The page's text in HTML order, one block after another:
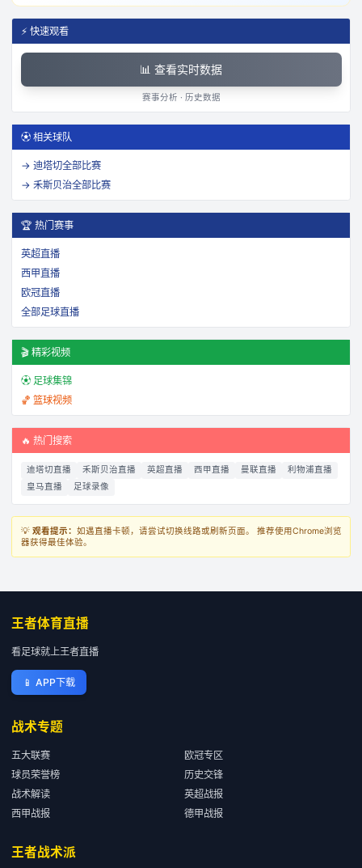
⚡ 快速观看
📊 查看实时数据
赛事分析 · 历史数据
⚽ 相关球队
→ 迪塔切全部比赛
→ 禾斯贝治全部比赛
🏆 热门赛事
英超直播
西甲直播
欧冠直播
全部足球直播
🎬 精彩视频
⚽ 足球集锦
🏀 篮球视频
🔥 热门搜索
迪塔切直播 禾斯贝治直播 英超直播 西甲直播 曼联直播
利物浦直播
皇马直播
足球录像
💡 观看提示： 如遇直播卡顿，请尝试切换线路或刷新页面。 推荐使用Chrome浏览
器获得最佳体验。
王者体育直播
看足球就上王者直播
📱 APP下载
战术专题
五大联赛
欧冠专区
球员荣誉榜
历史交锋
战术解读
英超战报
西甲战报
德甲战报
王者战术派